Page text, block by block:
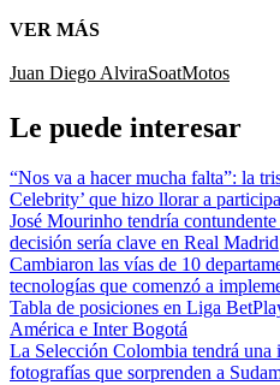
VER MÁS
Juan Diego AlviraSoatMotos
Le puede interesar
“Nos va a hacer mucha falta”: la
Celebrity’ que hizo llorar a
José Mourinho tendría
decisión sería clave en Real Madrid
Cambiaron las vías de 10
tecnologías que comenzó a
Tabla de posiciones en Liga
América e Inter Bogotá
La Selección Colombia tendrá una
fotografías que sorprenden a